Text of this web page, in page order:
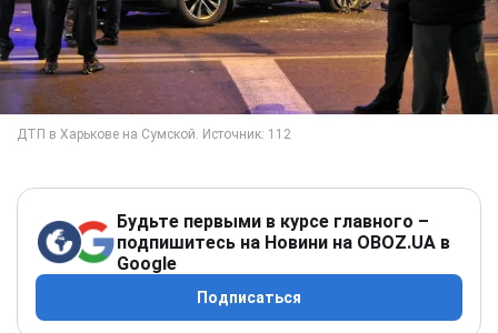
Будьте первыми в курсе главного –
подпишитесь на Новини на OBOZ.UA в
Google
Подписаться